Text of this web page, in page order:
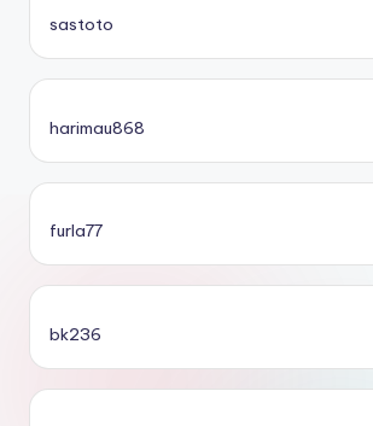
sastoto
harimau868
furla77
bk236